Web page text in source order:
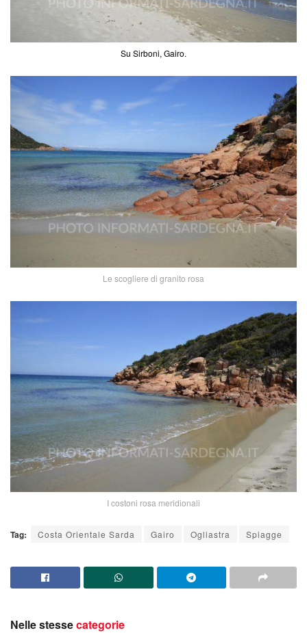
Su Sirboni, Gairo.
Le scogliere di granito rosa
I costoni rosa meridionali
Tag: Costa Orientale Sarda Gairo Ogliastra Spiagge
Nelle stessecategorie